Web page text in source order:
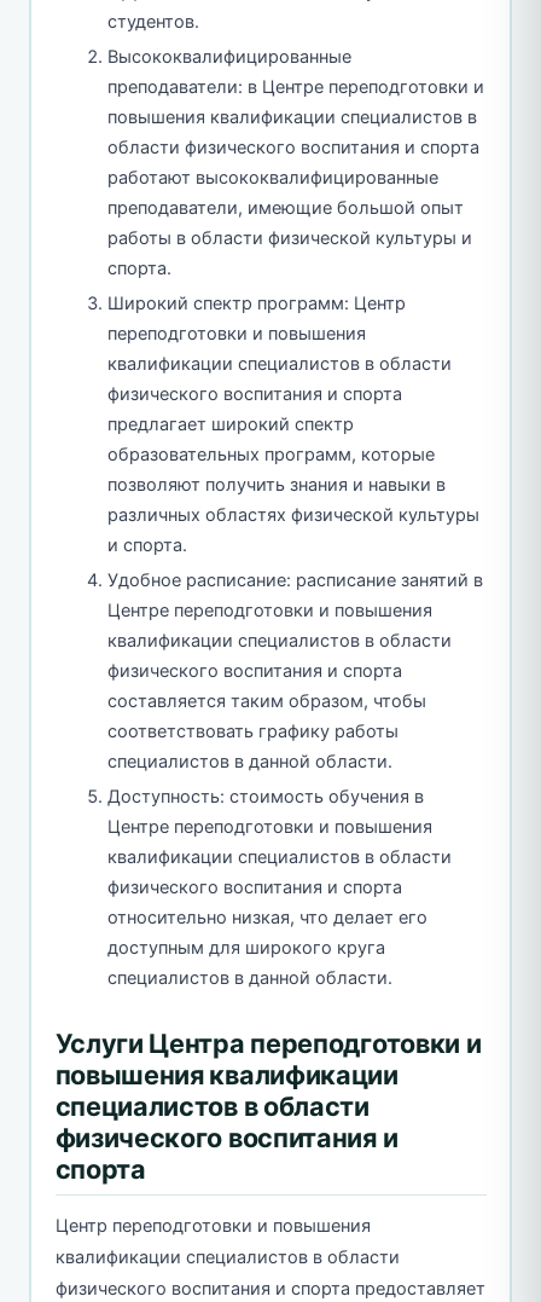
студентов.
Высококвалифицированные
преподаватели: в Центре переподготовки и
повышения квалификации специалистов в
области физического воспитания и спорта
работают высококвалифицированные
преподаватели, имеющие большой опыт
работы в области физической культуры и
спорта.
Широкий спектр программ: Центр
переподготовки и повышения
квалификации специалистов в области
физического воспитания и спорта
предлагает широкий спектр
образовательных программ, которые
позволяют получить знания и навыки в
различных областях физической культуры
и спорта.
Удобное расписание: расписание занятий в
Центре переподготовки и повышения
квалификации специалистов в области
физического воспитания и спорта
составляется таким образом, чтобы
соответствовать графику работы
специалистов в данной области.
Доступность: стоимость обучения в
Центре переподготовки и повышения
квалификации специалистов в области
физического воспитания и спорта
относительно низкая, что делает его
доступным для широкого круга
специалистов в данной области.
Услуги Центра переподготовки и
повышения квалификации
специалистов в области
физического воспитания и
спорта
Центр переподготовки и повышения
квалификации специалистов в области
физического воспитания и спорта предоставляет